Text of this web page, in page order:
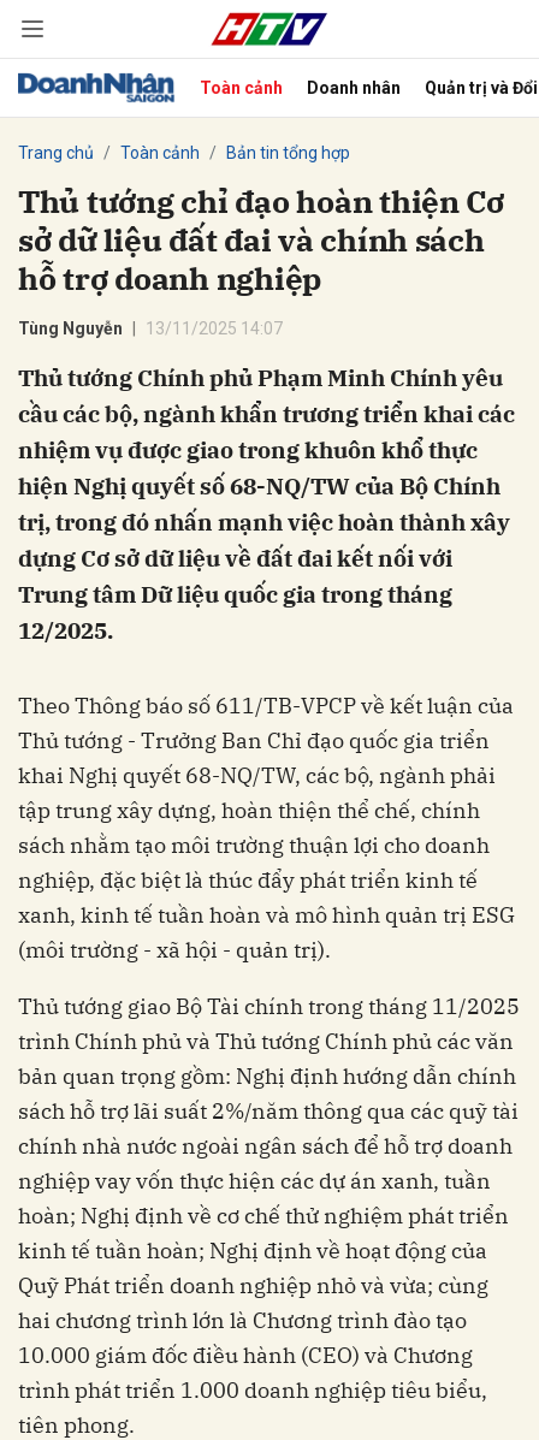
Toàn cảnh Doanh nhân Quản trị và
Trang chủ Toàn cảnh Bản tin tổng hợp
Thủ tướng chỉ đạo hoàn thiện Cơ
sở dữ liệu đất đai và chính sách
hỗ trợ doanh nghiệp
Tùng Nguyễn 13/11/2025 14:07
Thủ tướng Chính phủ Phạm Minh Chính yêu
cầu các bộ, ngành khẩn trương triển khai các
nhiệm vụ được giao trong khuôn khổ thực
hiện Nghị quyết số 68-NQ/TW của Bộ Chính
trị, trong đó nhấn mạnh việc hoàn thành xây
dựng Cơ sở dữ liệu về đất đai kết nối với
Trung tâm Dữ liệu quốc gia trong tháng
12/2025.
Theo Thông báo số 611/TB-VPCP về kết luận của
Thủ tướng - Trưởng Ban Chỉ đạo quốc gia triển
khai Nghị quyết 68-NQ/TW, các bộ, ngành phải
tập trung xây dựng, hoàn thiện thể chế, chính
sách nhằm tạo môi trường thuận lợi cho doanh
nghiệp, đặc biệt là thúc đẩy phát triển kinh tế
xanh, kinh tế tuần hoàn và mô hình quản trị ESG
(môi trường - xã hội - quản trị).
Thủ tướng giao Bộ Tài chính trong tháng 11/2025
trình Chính phủ và Thủ tướng Chính phủ các văn
bản quan trọng gồm: Nghị định hướng dẫn chính
sách hỗ trợ lãi suất 2%/năm thông qua các quỹ tài
chính nhà nước ngoài ngân sách để hỗ trợ doanh
nghiệp vay vốn thực hiện các dự án xanh, tuần
hoàn; Nghị định về cơ chế thử nghiệm phát triển
kinh tế tuần hoàn; Nghị định về hoạt động của
Quỹ Phát triển doanh nghiệp nhỏ và vừa; cùng
hai chương trình lớn là Chương trình đào tạo
10.000 giám đốc điều hành (CEO) và Chương
trình phát triển 1.000 doanh nghiệp tiêu biểu,
tiên phong.
Hủy